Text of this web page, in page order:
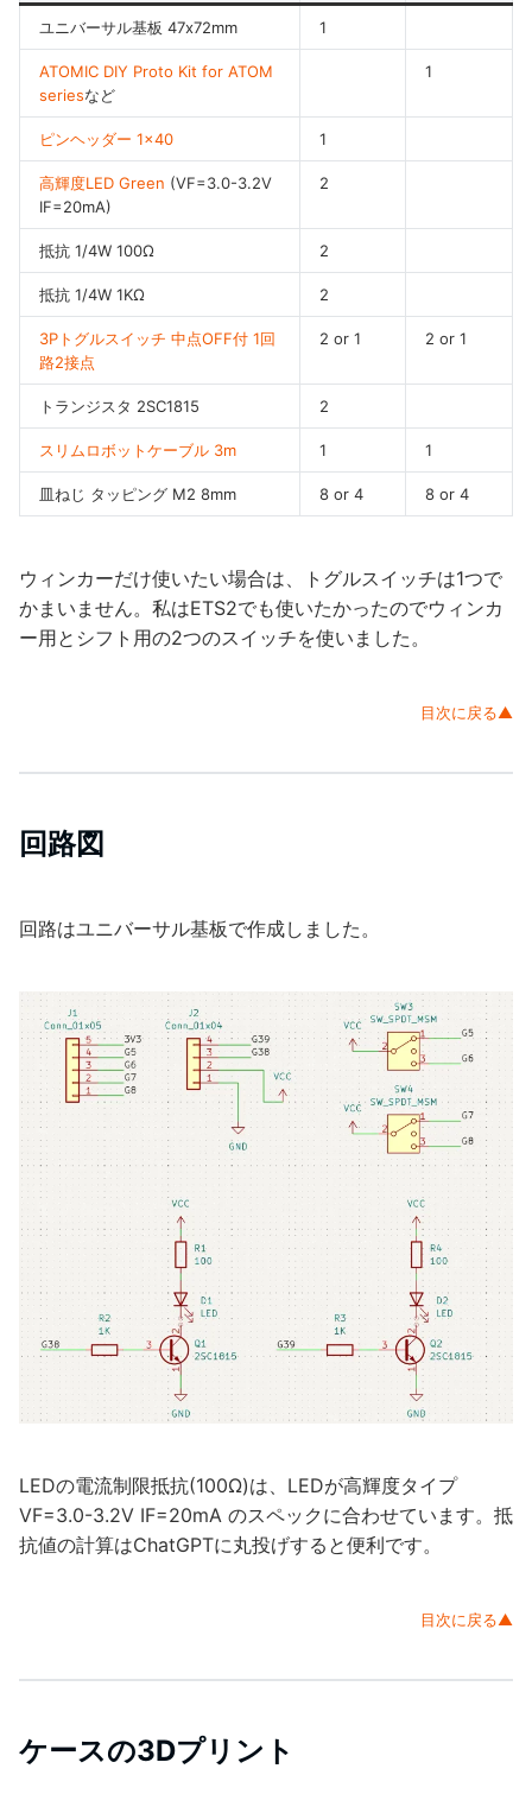
ユニバーサル基板 47x72mm 1
ATOMIC DIY Proto Kit for ATOM
seriesなど
1
ピンヘッダー 1×40 1
高輝度LED Green (VF=3.0-3.2V
IF=20mA)
2
抵抗 1/4W 100Ω 2
抵抗 1/4W 1KΩ 2
3Pトグルスイッチ 中点OFF付 1回
路2接点
2 or 1 2 or 1
トランジスタ 2SC1815 2
スリムロボットケーブル 3m 1 1
皿ねじ タッピング M2 8mm 8 or 4 8 or 4
ウィンカーだけ使いたい場合は、トグルスイッチは1つで
かまいません。私はETS2でも使いたかったのでウィンカ
ー用とシフト用の2つのスイッチを使いました。
目次に戻る▲
回路図
回路はユニバーサル基板で作成しました。
LEDの電流制限抵抗(100Ω)は、LEDが高輝度タイプ
VF=3.0-3.2V IF=20mA のスペックに合わせています。抵
抗値の計算はChatGPTに丸投げすると便利です。
目次に戻る▲
ケースの3Dプリント